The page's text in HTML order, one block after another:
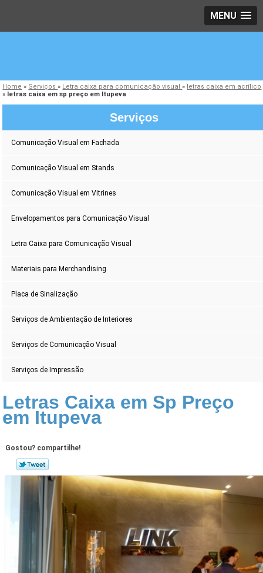
MENU
Home » Serviços» Letra caixa para comunicação visual» letras caixa em acrílico
» letras caixa em sp preço em Itupeva
Serviços
Comunicação Visual em Fachada
Comunicação Visual em Stands
Comunicação Visual em Vitrines
Envelopamentos para Comunicação Visual
Letra Caixa para Comunicação Visual
Materiais para Merchandising
Placa de Sinalização
Serviços de Ambientação de Interiores
Serviços de Comunicação Visual
Serviços de Impressão
Letras Caixa em Sp Preço
em Itupeva
Gostou? compartilhe!